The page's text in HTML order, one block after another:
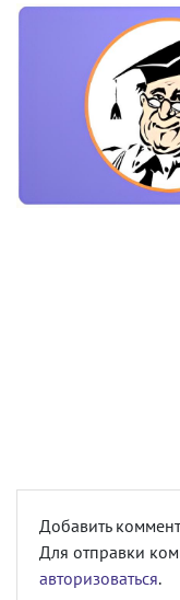
Добавить
Для отправки
авторизоваться.